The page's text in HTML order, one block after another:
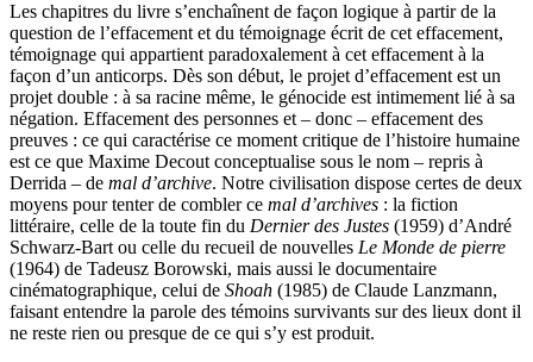
Les chapitres du livre s’enchaînent de façon logique à partir de la
question de l’effacement et du témoignage écrit de cet effacement,
témoignage qui appartient paradoxalement à cet effacement à la
façon d’un anticorps. Dès son début, le projet d’effacement est un
projet double : à sa racine même, le génocide est intimement lié à sa
négation. Effacement des personnes et – donc – effacement des
preuves : ce qui caractérise ce moment critique de l’histoire humaine
est ce que Maxime Decout conceptualise sous le nom – repris à
Derrida – de mal d’archive. Notre civilisation dispose certes de deux
moyens pour tenter de combler ce mal d’archives : la fiction
littéraire, celle de la toute fin du Dernier des Justes (1959) d’André
Schwarz-Bart ou celle du recueil de nouvelles Le Monde de pierre
(1964) de Tadeusz Borowski, mais aussi le documentaire
cinématographique, celui de Shoah (1985) de Claude Lanzmann,
faisant entendre la parole des témoins survivants sur des lieux dont il
ne reste rien ou presque de ce qui s’y est produit.